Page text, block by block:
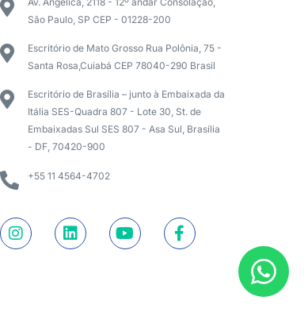
São Paulo, SP CEP - 01228-200
Escritório de Mato Grosso Rua Polônia, 75 -
Santa Rosa,Cuiabá CEP 78040-290 Brasil
Escritório de Brasília – junto à Embaixada da
Itália SES-Quadra 807 - Lote 30, St. de
Embaixadas Sul SES 807 - Asa Sul, Brasília
- DF, 70420-900
+55 11 4564-4702